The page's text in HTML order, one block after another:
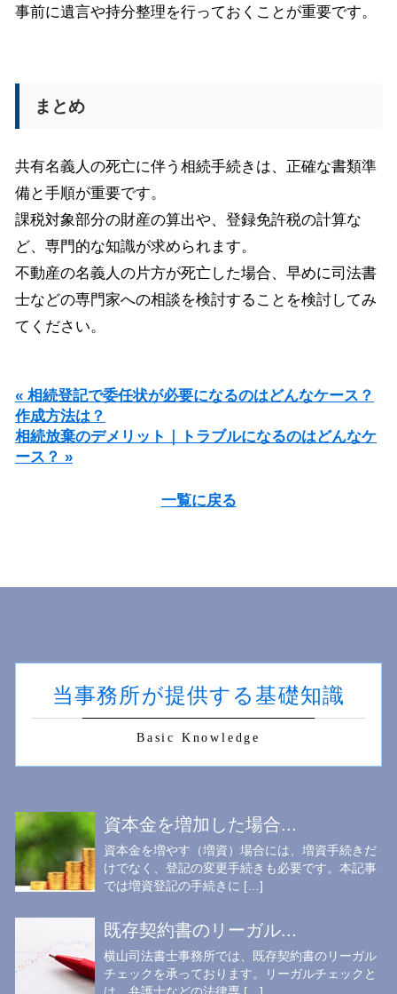
事前に遺言や持分整理を行っておくことが重要です。
まとめ
共有名義人の死亡に伴う相続手続きは、正確な書類準
備と手順が重要です。
課税対象部分の財産の算出や、登録免許税の計算な
ど、専門的な知識が求められます。
不動産の名義人の片方が死亡した場合、早めに司法書
士などの専門家への相談を検討することを検討してみ
てください。
« 相続登記で委任状が必要になるのはどんなケース？
作成方法は？
相続放棄のデメリット｜トラブルになるのはどんなケ
ース？ »
一覧に戻る
当事務所が提供する基礎知識
Basic Knowledge
資本金を増加した場合...
資本金を増やす（増資）場合には、増資手続きだ
けでなく、登記の変更手続きも必要です。本記事
では増資登記の手続きに […]
既存契約書のリーガル...
横山司法書士事務所では、既存契約書のリーガル
チェックを承っております。リーガルチェックと